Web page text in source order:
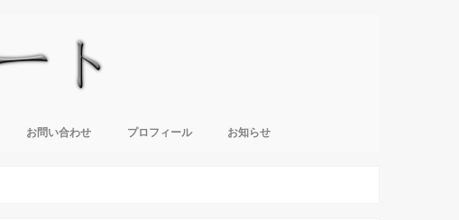
お問い合わせ プロフィール お知らせ